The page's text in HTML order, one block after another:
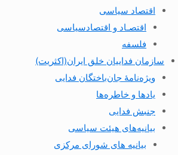
اقتصاد سیاسی
اقتصـاد و اقتصاد‌سیاسی
فلسفه
سازمان فداییان خلق ایران(اکثریت)
ویژه‌نامهٔ جان‌باختگان فدایی
یادها و خاطره‌ها
جنبش فدایی
بیانیه‌های هیئت سیاسی
بیانیه های شورای مرکزی